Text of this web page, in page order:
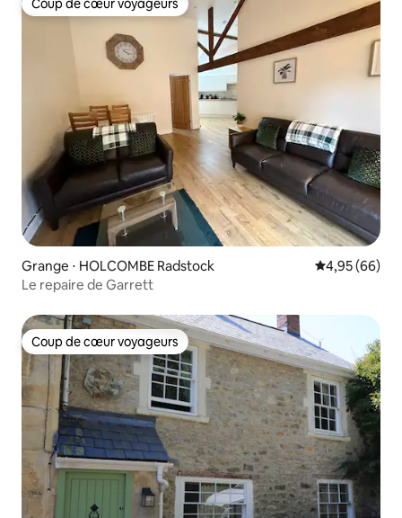
Coup de cœur voyageurs
Coup de cœur voyageurs
Grange ⋅ HOLCOMBE Radstock Évaluation
4,95 (66)
Le repaire de Garrett
Coup de cœur voyageurs
Coup de cœur voyageurs